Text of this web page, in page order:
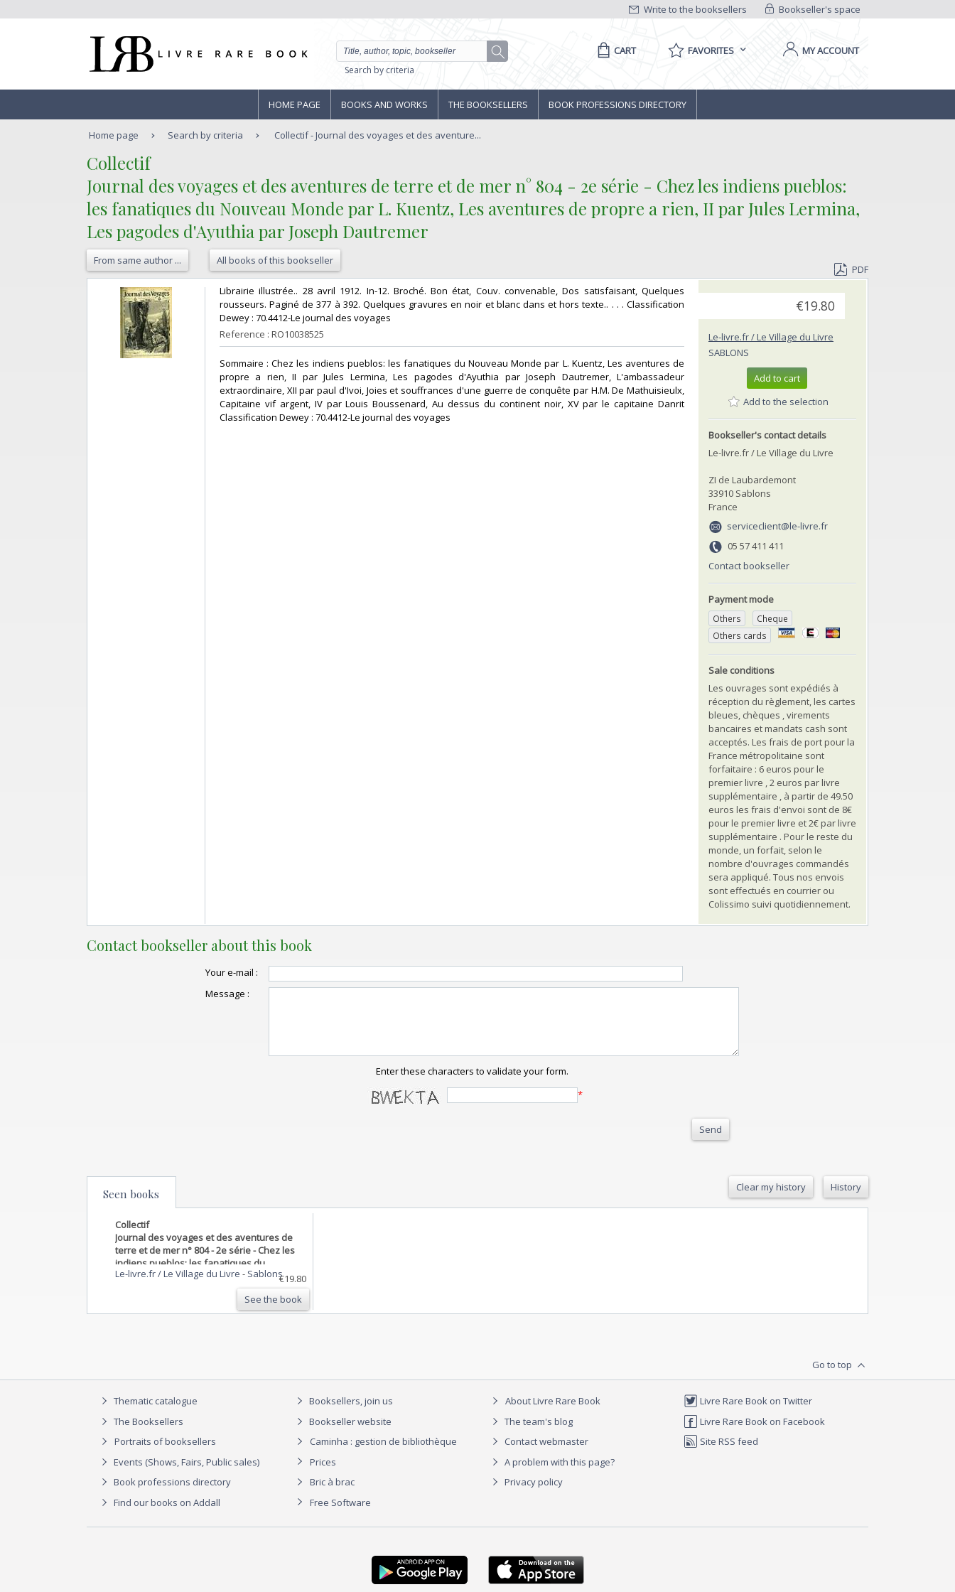
Bookseller's space
Write to the booksellers
Search by criteria
CART FAVORITES MY ACCOUNT
HOME PAGE BOOKS AND WORKS THE BOOKSELLERS BOOK PROFESSIONS DIRECTORY
Home page Search by criteria Collectif - Journal des voyages et des aventure...
‎Collectif‎
‎Journal des voyages et des aventures de terre et de mer n° 804 - 2e série - Chez les indiens pueblos:
les fanatiques du Nouveau Monde par L. Kuentz, Les aventures de propre a rien, II par Jules Lermina,
Les pagodes d'Ayuthia par Joseph Dautremer‎
From same author ... All books of this bookseller
PDF
‎Librairie illustrée.. 28 avril 1912. In-12. Broché. Bon état, Couv. convenable, Dos satisfaisant, Quelques
rousseurs. Paginé de 377 à 392. Quelques gravures en noir et blanc dans et hors texte.. . . . Classification
Dewey : 70.4412-Le journal des voyages‎
Reference : RO10038525
‎Sommaire : Chez les indiens pueblos: les fanatiques du Nouveau Monde par L. Kuentz, Les aventures de
propre a rien, II par Jules Lermina, Les pagodes d'Ayuthia par Joseph Dautremer, L'ambassadeur
extraordinaire, XII par paul d'Ivoi, Joies et souffrances d'une guerre de conquête par H.M. De Mathuisieulx,
Capitaine vif argent, IV par Louis Boussenard, Au dessus du continent noir, XV par le capitaine Danrit
Classification Dewey : 70.4412-Le journal des voyages‎
€19.80
Le-livre.fr / Le Village du Livre
SABLONS
Add to cart
Add to the selection
Bookseller's contact details
Le-livre.fr / Le Village du Livre
ZI de Laubardemont
33910 Sablons
France
serviceclient@le-livre.fr
05 57 411 411
Contact bookseller
Payment mode
Others
Cheque
Others cards
Sale conditions
Les ouvrages sont expédiés à
réception du règlement, les cartes
bleues, chèques , virements
bancaires et mandats cash sont
acceptés. Les frais de port pour la
France métropolitaine sont
forfaitaire : 6 euros pour le
premier livre , 2 euros par livre
supplémentaire , à partir de 49.50
euros les frais d'envoi sont de 8€
pour le premier livre et 2€ par livre
supplémentaire . Pour le reste du
monde, un forfait, selon le
nombre d'ouvrages commandés
sera appliqué. Tous nos envois
sont effectués en courrier ou
Colissimo suivi quotidiennement.
Contact bookseller about this book
Your e-mail :
Message :
Enter these characters to validate your form.
*
Send
Seen books Clear my history History
Collectif
Journal des voyages et des aventures de
terre et de mer n° 804 - 2e série - Chez les
indiens pueblos: les fanatiques du
Nouveau Monde par L. Kuentz, Les
aventures de propre a rien, II par Jules
Le-livre.fr / Le Village du Livre - Sablons€19.80
See the book
Go to top
Thematic catalogue
The Booksellers
Portraits of booksellers
Events (Shows, Fairs, Public sales)
Book professions directory
Find our books on Addall
Booksellers, join us
Bookseller website
Caminha : gestion de bibliothèque
Prices
Bric à brac
Free Software
About Livre Rare Book
The team's blog
Contact webmaster
A problem with this page?
Privacy policy
Livre Rare Book on Twitter
Livre Rare Book on Facebook
Site RSS feed